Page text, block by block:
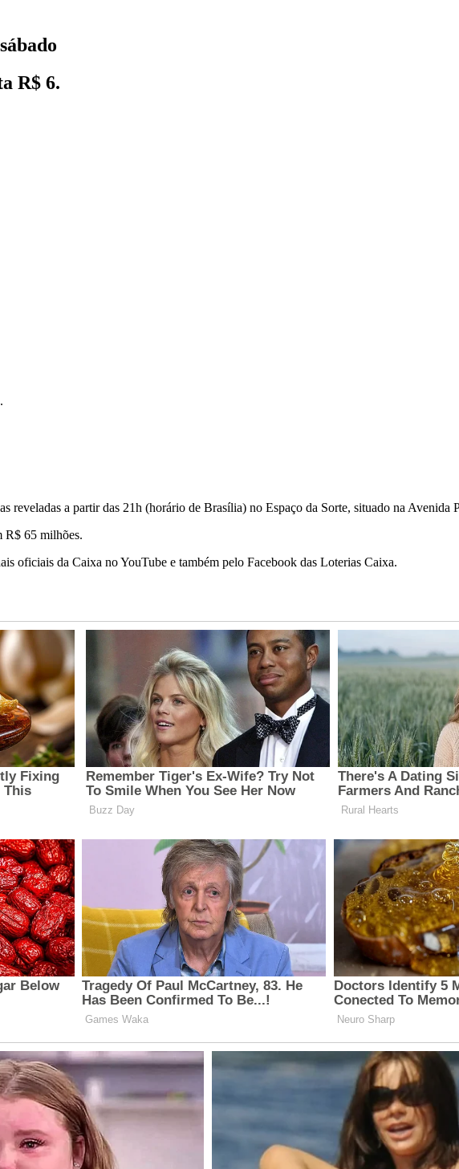
R$ 6.
reveladas a partir das 21h (horário de Brasília) no Espaço da Sorte, situado na Avenida
R$ 65 milhões.
oficiais da Caixa no YouTube e também pelo Facebook das Loterias Caixa.